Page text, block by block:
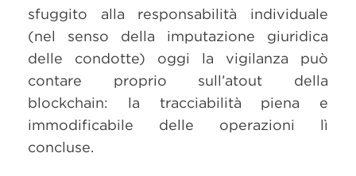
sfuggito alla responsabilità individuale
(nel senso della imputazione giuridica
delle condotte) oggi la vigilanza può
contare proprio sull’atout della
blockchain: la tracciabilità piena e
immodificabile delle operazioni lì
concluse.